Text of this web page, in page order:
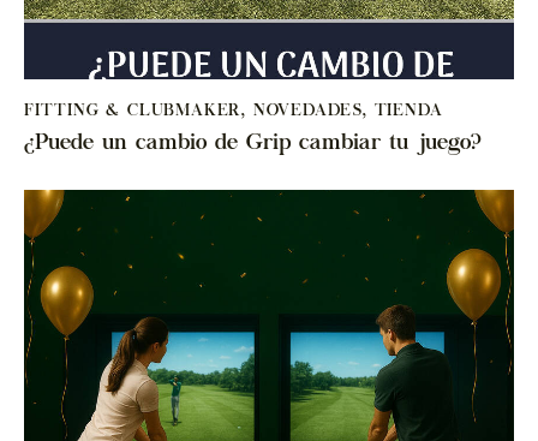
FITTING & CLUBMAKER, NOVEDADES, TIENDA
¿Puede un cambio de Grip cambiar tu juego?